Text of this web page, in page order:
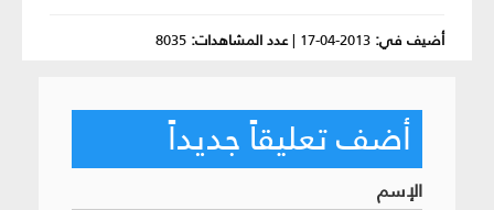
أضيف في: 2013-04-17
|عدد المشاهدات: 8035
أضف تعليقاً جديداً
الإسم